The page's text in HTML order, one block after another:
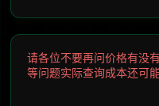
请各位不要再问价格有没
等问题实际查询成本还可